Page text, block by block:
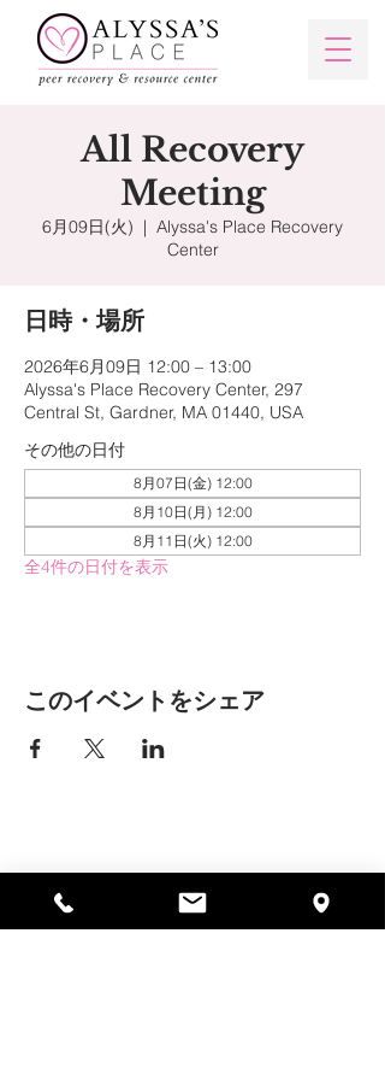
All Recovery
Meeting
6月09日(火)
  |
Alyssa's Place Recovery
Center
日時・場所
2026年6月09日 12:00 – 13:00
Alyssa's Place Recovery Center, 297
Central St, Gardner, MA 01440, USA
その他の日付
8月07日(金) 12:00
8月10日(月) 12:00
8月11日(火) 12:00
全4件の日付を表示
このイベントをシェア
ナー、MA 01440
978-364-0920